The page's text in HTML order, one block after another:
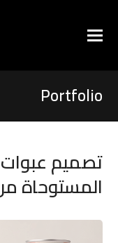
Portfolio
تصميم عبوات
المستوحاة